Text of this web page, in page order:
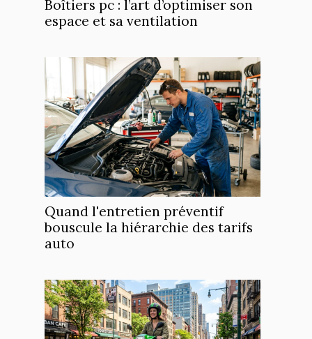
Boîtiers pc : l’art d’optimiser son
espace et sa ventilation
Quand l'entretien préventif
bouscule la hiérarchie des tarifs
auto